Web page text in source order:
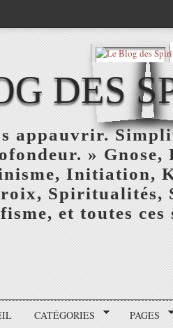
DES
appauvrir.
» Gnose,
Initiation,
Spiritualités,
et toutes ces
CATÉGORIES PAGES